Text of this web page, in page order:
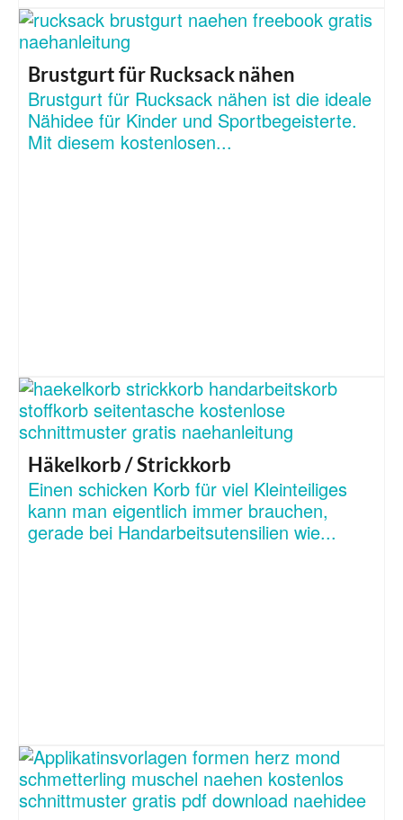
Brustgurt für Rucksack nähen
Brustgurt für Rucksack nähen ist die ideale
Nähidee für Kinder und Sportbegeisterte.
Mit diesem kostenlosen...
Häkelkorb / Strickkorb
Einen schicken Korb für viel Kleinteiliges
kann man eigentlich immer brauchen,
gerade bei Handarbeitsutensilien wie...